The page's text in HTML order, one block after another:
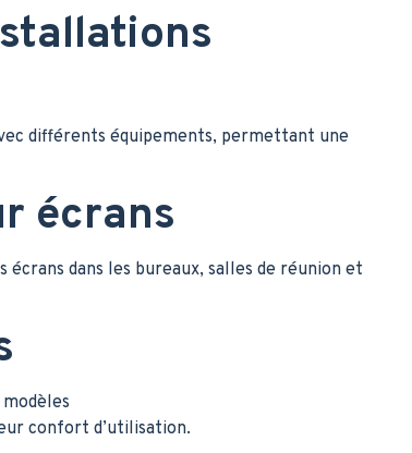
différents équipements, permettant une
écrans
dans les bureaux, salles de réunion et
confort d’utilisation.